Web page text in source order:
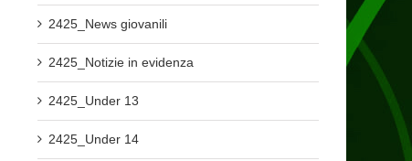
2425_News giovanili
2425_Notizie in evidenza
2425_Under 13
2425_Under 14